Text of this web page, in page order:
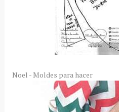
Noel - Moldes para hacer